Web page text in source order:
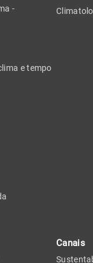
-
e tempo
Canais